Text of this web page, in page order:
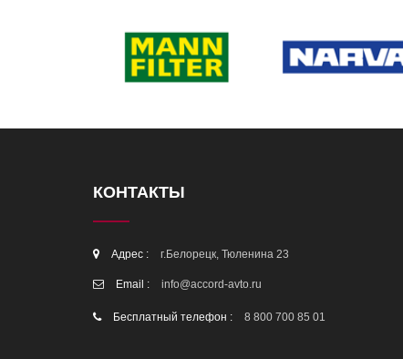
КОНТАКТЫ
Адрес : г.Белорецк, Тюленина 23
Email : info@accord-avto.ru
Бесплатный телефон : 8 800 700 85 01